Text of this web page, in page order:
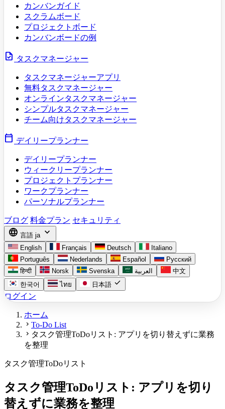
カンバンガイド
スクラムボード
プロジェクトボード
カンバンボードの例
task タスクマネージャー
タスクマネージャーアプリ
無料タスクマネージャー
オンラインタスクマネージャー
シンプルタスクマネージャー
チーム向けタスクマネージャー
calendar_today デイリープランナー
デイリープランナー
ウィークリープランナー
プロジェクトプランナー
ワークプランナー
パーソナルプランナー
ブログ 料金プラン セキュリティ
language 言語 ja expand_more
English Français Deutsch
Italiano
Português
Nederlands Español
Русский
हिन्दी
Norsk Svenska العربية
中文
한국어
ไทย 日本語 check
ログイン
ホーム
chevron_right To-Do List
chevron_right タスク管理ToDoリスト: アプリを切り替えずに業務
を整理
タスク管理ToDoリスト
タスク管理ToDoリスト: アプリを切り
替えずに業務を整理